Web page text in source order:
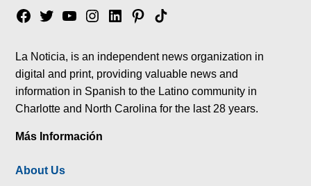
Facebook
TwitterYouTubeInstagram
LinkedinPinterest
Tik
La Noticia, is an independent news organization in
digital and print, providing valuable news and
information in Spanish to the Latino community in
Charlotte and North Carolina for the last 28 years.
Más Información
About Us